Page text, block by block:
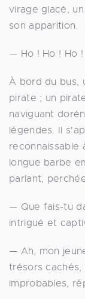
virage glacé,
son apparition.
— Ho ! Ho ! Ho
À bord du bus,
pirate ; un
naviguant
légendes. Il
reconnaissable
longue barbe
parlant,
— Que fais-tu
intrigué et
— Ah, mon
trésors cachés,
improbables,